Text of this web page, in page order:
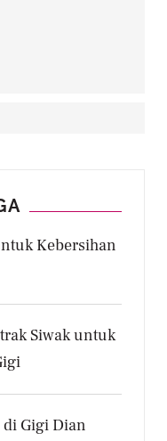
Kebersihan
Siwak untuk
di Gigi Dian